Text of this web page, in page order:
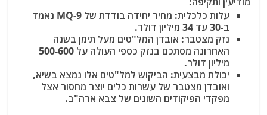
עלות כלכלית: מחיר יחידה בודדת של MQ-9 נאמד
ב-30 עד 34 מיליון דולר.
נזק מצטבר: אובדן המל"טים מעל תימן בשנה
האחרונה מסתכם בנזק כספי העולה על 500-600
מיליון דולר.
יכולת מבצעית: הביקוש למל"טים אלו נמצא בשיא,
ואובדן מצטבר של עשרות כלים יוצר מחסור אצל
מפקדי הפיקודים השונים של צבא ארה"ב.